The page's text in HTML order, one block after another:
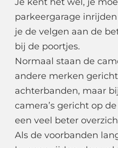
parkeergarage
je de velgen aan de
bij de poortjes.
Normaal staan de
andere merken
achterbanden, maar
camera’s gericht op
een veel beter
Als de voorbanden